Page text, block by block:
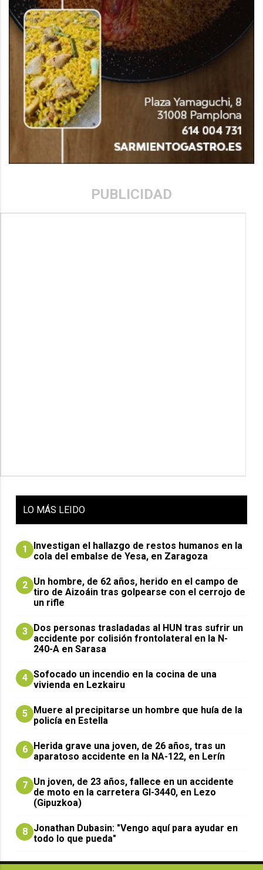
PUBLICIDAD
LO MÁS LEIDO
1
Investigan el hallazgo de restos humanos en la
cola del embalse de Yesa, en Zaragoza
2 Un hombre, de 62 años, herido en el campo de
tiro de Aizoáin tras golpearse con el cerrojo de
un rifle
3 ​Dos personas trasladadas al HUN tras sufrir un
accidente por colisión frontolateral en la N-
240-A en Sarasa
4 Sofocado un incendio en la cocina de una
vivienda en Lezkairu
5 Muere al precipitarse un hombre que huía de la
policía en Estella
6 Herida grave una joven, de 26 años, tras un
aparatoso accidente en la NA-122, en Lerín
7 Un joven, de 23 años, fallece en un accidente
de moto en la carretera GI-3440, en Lezo
(Gipuzkoa)
8 Jonathan Dubasin: "Vengo aquí para ayudar en
todo lo que pueda"